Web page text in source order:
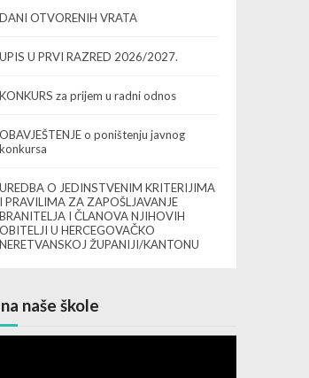
DANI OTVORENIH VRATA
UPIS U PRVI RAZRED 2026/2027.
KONKURS za prijem u radni odnos
OBAVJEŠTENJE o poništenju javnog
konkursa
UREDBA O JEDINSTVENIM KRITERIJIMA
I PRAVILIMA ZA ZAPOŠLJAVANJE
BRANITELJA I ČLANOVA NJIHOVIH
OBITELJI U HERCEGOVAČKO
NERETVANSKOJ ŽUPANIJI/KANTONU
naše škole